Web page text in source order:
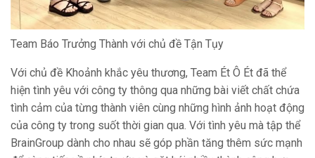
Team Báo Trưởng Thành với chủ đề Tận Tụy
Với chủ đề Khoảnh khắc yêu thương, Team Ét Ô Ét đã thể
hiện tình yêu với công ty thông qua những bài viết chất chứa
tình cảm của từng thành viên cùng những hình ảnh hoạt động
của công ty trong suốt thời gian qua. Với tình yêu mà tập thể
BrainGroup dành cho nhau sẽ góp phần tăng thêm sức mạnh